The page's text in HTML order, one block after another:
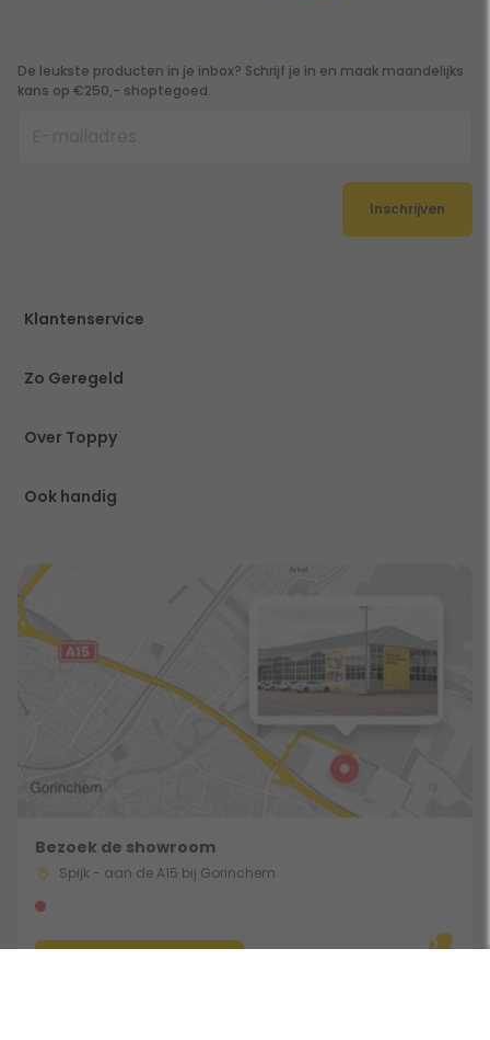
De leukste producten in je inbox? Schrijf je in en maak maandelijks
kans op €250,- shoptegoed.
Inschrijven
Klantenservice
Zo Geregeld
Over Toppy
Ook handig
Bezoek de showroom
Spijk - aan de A15 bij Gorinchem